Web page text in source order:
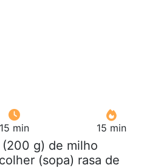
15 min 15 min
g) de milho
(sopa) rasa de